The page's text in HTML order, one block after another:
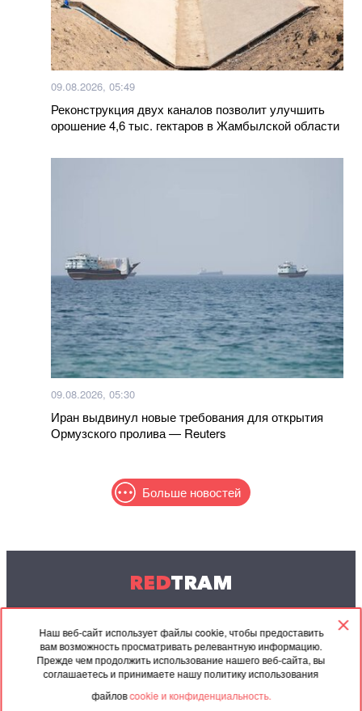
Наш веб-сайт использует файлы cookie, чтобы предоставить
вам возможность просматривать релевантную информацию.
Прежде чем продолжить использование нашего веб-сайта, вы
соглашаетесь и принимаете нашу политику использования
файловcookie и конфиденциальность.
09.08.2026, 05:49
Реконструкция двух каналов позволит улучшить
орошение 4,6 тыс. гектаров в Жамбылской области
09.08.2026, 05:30
Иран выдвинул новые требования для открытия
Ормузского пролива — Reuters
Больше новостей
REDTRAM
© 2004-2026 Redtram, Ltd.
Сотрудничество
Партнёрские
материалы
Архив
Соглашение
Контакты